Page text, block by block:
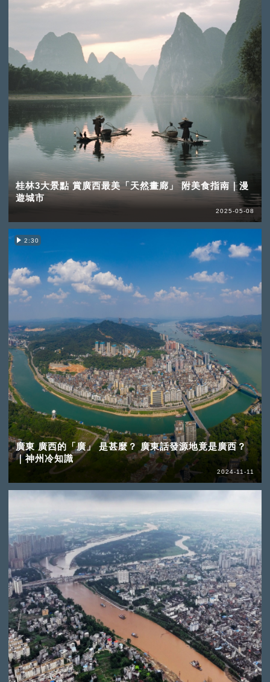
桂林3大景點 賞廣西最美「天然畫廊」 附美食指南｜漫
遊城市
2025-05-08
2:30
廣東 廣西的「廣」 是甚麼？ 廣東話發源地竟是廣西？
｜神州冷知識
2024-11-11